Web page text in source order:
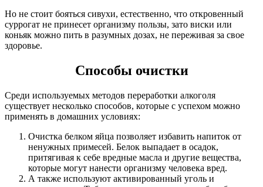
Но не стоит бояться сивухи, естественно, что откровенный
суррогат не принесет организму пользы, зато виски или
коньяк можно пить в разумных дозах, не переживая за свое
здоровье.
Способы очистки
Среди используемых методов переработки алкоголя
существует несколько способов, которые с успехом можно
применять в домашних условиях:
Очистка белком яйца позволяет избавить напиток от
ненужных примесей. Белок выпадает в осадок,
притягивая к себе вредные масла и другие вещества,
которые могут нанести организму человека вред.
А также используют активированный уголь и